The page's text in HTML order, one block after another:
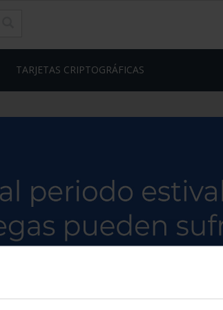
TARJETAS CRIPTOGRÁFICAS